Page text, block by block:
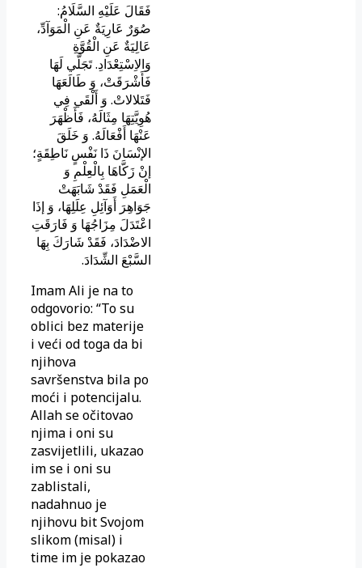
فَقَالَ عَلَيْهِ السَّلَامُ:
صُوَرٌ عَارِيَةٌ عَنِ الْمَوَآدِّ،
عَالِيَةٌ عَنِ الْقُوَّةِ
وَالاِسْتِعْدَادِ. تَجَلَّي‌ لَهَا
فَأَشْرَقَتْ، وَ طَالَعَهَا
فَتَلالاتْ. وَ أَلْقَي‌ فِي‌
هُوِيَّتِهَا مِثَالَهُ، فَأَظْهَرَ
عَنْهَا أَفْعَالَهُ. وَ خَلَقَ
الإنْسَانَ ذَا نَفْسٍ نَاطِقَةٍ؛
إنْ زَكَّاهَا بِالْعِلْمِ وَ
الْعَمَلِ فَقَدْ شَابَهَتْ
جَوَاهِرَ أَوَآئِلِ عِلَلِهَا، وَ إذَا
اعْتَدَلَ مِزَاجُهَا وَ فَارَقَتِ
الاضْدَادَ، فَقَدْ شَارَكَ بِهَا
السَّبْعَ الشِّدَادَ.
Imam Ali je na to
odgovorio: “To su
oblici bez materije
i veći od toga da bi
njihova
savršenstva bila po
moći i potencijalu.
Allah se očitovao
njima i oni su
zasvijetlili, ukazao
im se i oni su
zablistali,
nadahnuo je
njihovu bit Svojom
slikom (misal) i
time im je pokazao